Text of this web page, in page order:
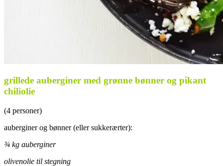
grillede auberginer med grønne bønner og pikant
chiliolie
(4 personer)
auberginer og bønner (eller sukkerærter):
¾ kg auberginer
olivenolie til stegning